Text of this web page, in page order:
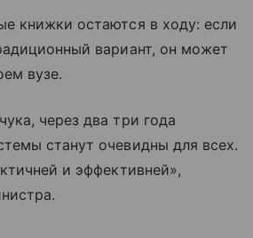
книжки остаются в ходу: если
вариант, он может
вузе.
через два три года
станут очевидны для всех.
и эффективней»,